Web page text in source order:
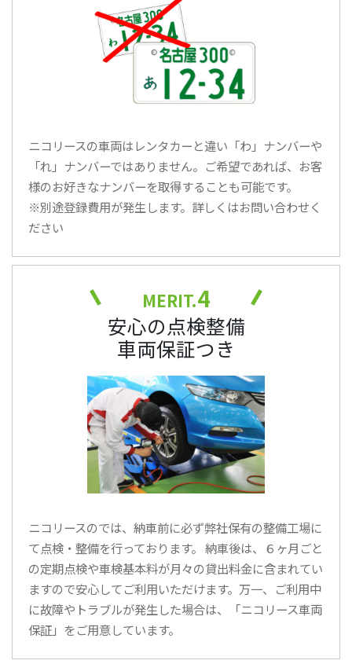
ニコリースの車両はレンタカーと違い「わ」ナンバーや
「れ」ナンバーではありません。ご希望であれば、お客
様のお好きなナンバーを取得することも可能です。
※別途登録費用が発生します。詳しくはお問い合わせく
ださい
MERIT.4
安心の点検整備
車両保証つき
ニコリースのでは、納車前に必ず弊社保有の整備工場に
て点検・整備を行っております。 納車後は、６ヶ月ごと
の定期点検や車検基本料が月々の貸出料金に含まれてい
ますので安心してご利用いただけます。万一、ご利用中
に故障やトラブルが発生した場合は、「ニコリース車両
保証」をご用意しています。